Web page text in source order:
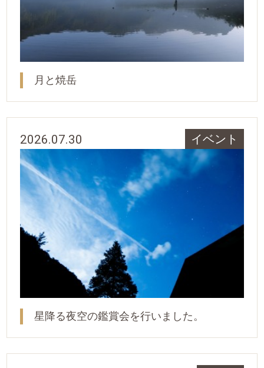
月と焼岳
2026.07.30 イベント
星降る夜空の鑑賞会を行いました。